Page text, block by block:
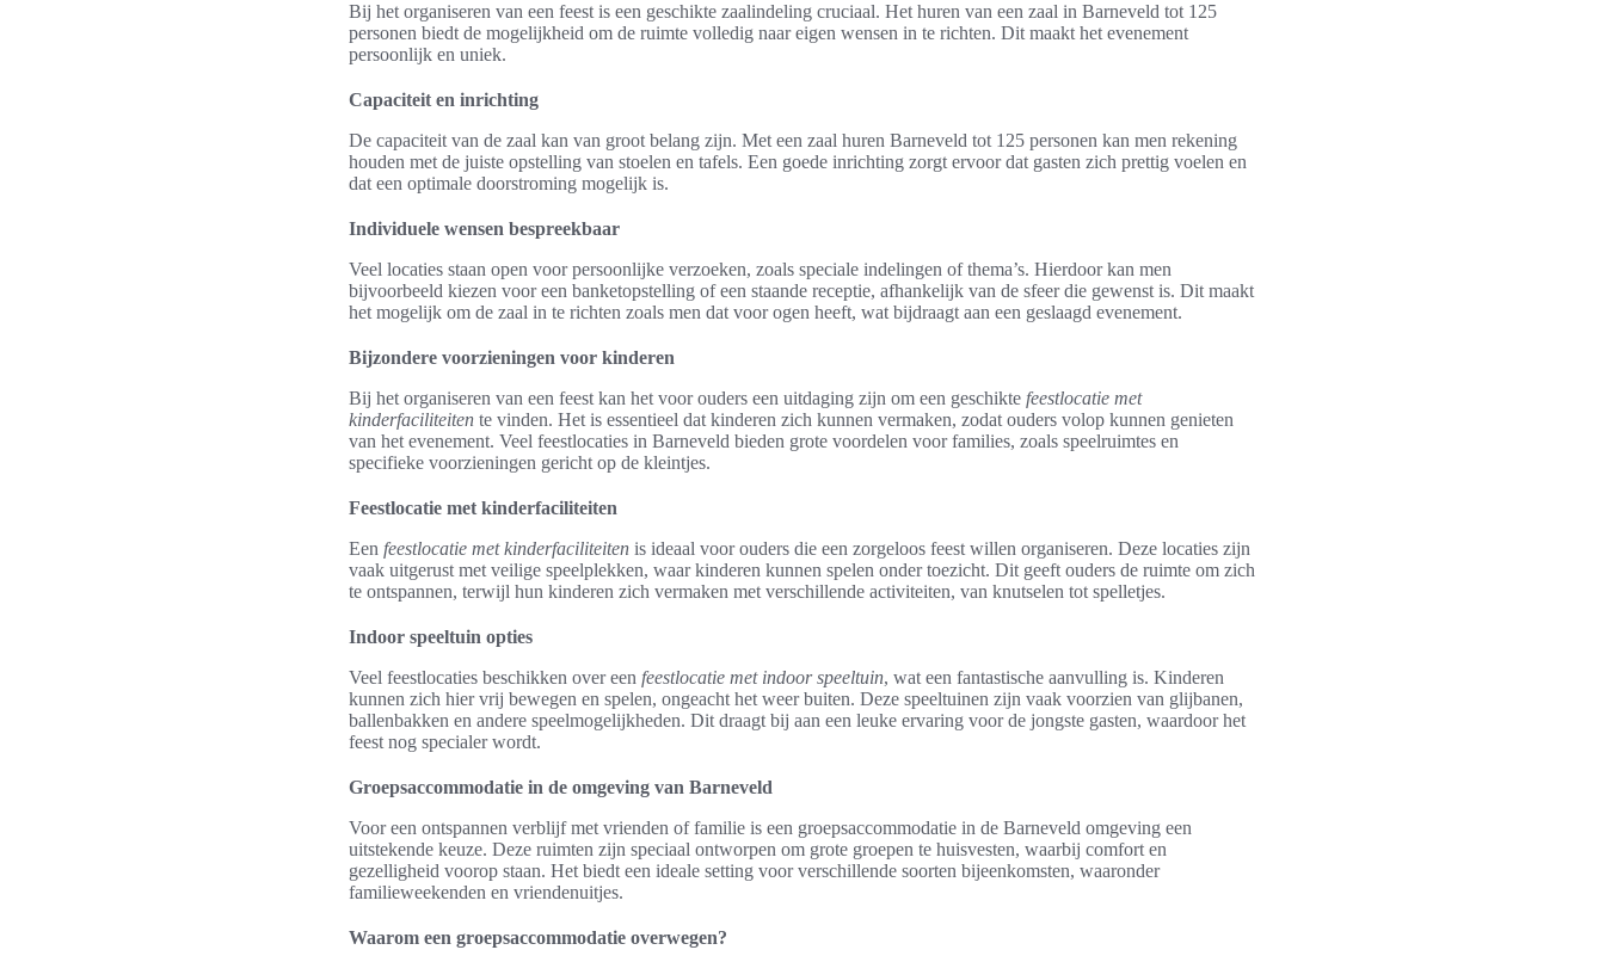
Bij het organiseren van een feest is een geschikte zaalindeling cruciaal. Het huren van een zaal in Barneveld tot 125
personen biedt de mogelijkheid om de ruimte volledig naar eigen wensen in te richten. Dit maakt het evenement
persoonlijk en uniek.
Capaciteit en inrichting
De capaciteit van de zaal kan van groot belang zijn. Met een zaal huren Barneveld tot 125 personen kan men rekening
houden met de juiste opstelling van stoelen en tafels. Een goede inrichting zorgt ervoor dat gasten zich prettig voelen en
dat een optimale doorstroming mogelijk is.
Individuele wensen bespreekbaar
Veel locaties staan open voor persoonlijke verzoeken, zoals speciale indelingen of thema’s. Hierdoor kan men
bijvoorbeeld kiezen voor een banketopstelling of een staande receptie, afhankelijk van de sfeer die gewenst is. Dit maakt
het mogelijk om de zaal in te richten zoals men dat voor ogen heeft, wat bijdraagt aan een geslaagd evenement.
Bijzondere voorzieningen voor kinderen
Bij het organiseren van een feest kan het voor ouders een uitdaging zijn om een geschikte feestlocatie met
kinderfaciliteiten te vinden. Het is essentieel dat kinderen zich kunnen vermaken, zodat ouders volop kunnen genieten
van het evenement. Veel feestlocaties in Barneveld bieden grote voordelen voor families, zoals speelruimtes en
specifieke voorzieningen gericht op de kleintjes.
Feestlocatie met kinderfaciliteiten
Een feestlocatie met kinderfaciliteiten is ideaal voor ouders die een zorgeloos feest willen organiseren. Deze locaties zijn
vaak uitgerust met veilige speelplekken, waar kinderen kunnen spelen onder toezicht. Dit geeft ouders de ruimte om zich
te ontspannen, terwijl hun kinderen zich vermaken met verschillende activiteiten, van knutselen tot spelletjes.
Indoor speeltuin opties
Veel feestlocaties beschikken over een feestlocatie met indoor speeltuin, wat een fantastische aanvulling is. Kinderen
kunnen zich hier vrij bewegen en spelen, ongeacht het weer buiten. Deze speeltuinen zijn vaak voorzien van glijbanen,
ballenbakken en andere speelmogelijkheden. Dit draagt bij aan een leuke ervaring voor de jongste gasten, waardoor het
feest nog specialer wordt.
Groepsaccommodatie in de omgeving van Barneveld
Voor een ontspannen verblijf met vrienden of familie is een groepsaccommodatie in de Barneveld omgeving een
uitstekende keuze. Deze ruimten zijn speciaal ontworpen om grote groepen te huisvesten, waarbij comfort en
gezelligheid voorop staan. Het biedt een ideale setting voor verschillende soorten bijeenkomsten, waaronder
familieweekenden en vriendenuitjes.
Waarom een groepsaccommodatie overwegen?